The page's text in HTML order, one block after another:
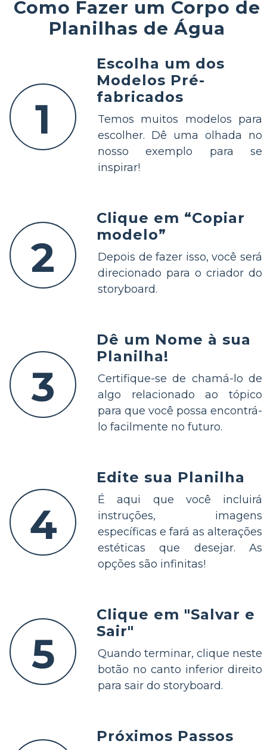
Como Fazer um Corpo de
Planilhas de Água
1
Escolha um dos
Modelos Pré-
fabricados
Temos muitos modelos para
escolher. Dê uma olhada no
nosso exemplo para se
inspirar!
2
Clique em “Copiar
modelo”
Depois de fazer isso, você será
direcionado para o criador do
storyboard.
3
Dê um Nome à sua
Planilha!
Certifique-se de chamá-lo de
algo relacionado ao tópico
para que você possa encontrá-
lo facilmente no futuro.
4
Edite sua Planilha
É aqui que você incluirá
instruções, imagens
específicas e fará as alterações
estéticas que desejar. As
opções são infinitas!
5
Clique em "Salvar e
Sair"
Quando terminar, clique neste
botão no canto inferior direito
para sair do storyboard.
Próximos Passos